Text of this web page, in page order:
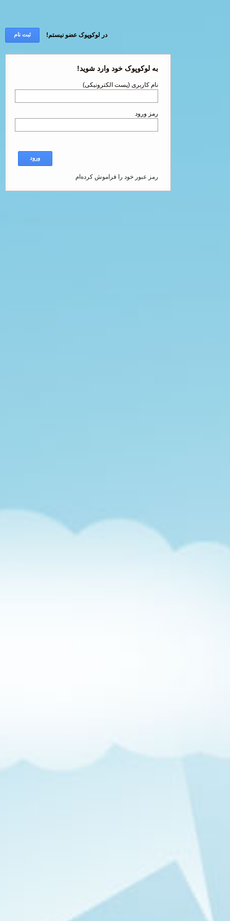
ثبت نام در لوکوپوک عضو نیستم!
به لوکوپوک خود وارد شوید!
نام کاربری (پست الکترونیکی)
رمز ورود
ورود
رمز عبور خود را فراموش کرده‌ام